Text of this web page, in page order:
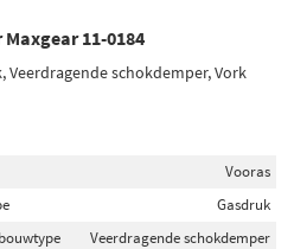
11-0184
Veerdragende schokdemper, Vork
Vooras
Gasdruk
Veerdragende schokdemper